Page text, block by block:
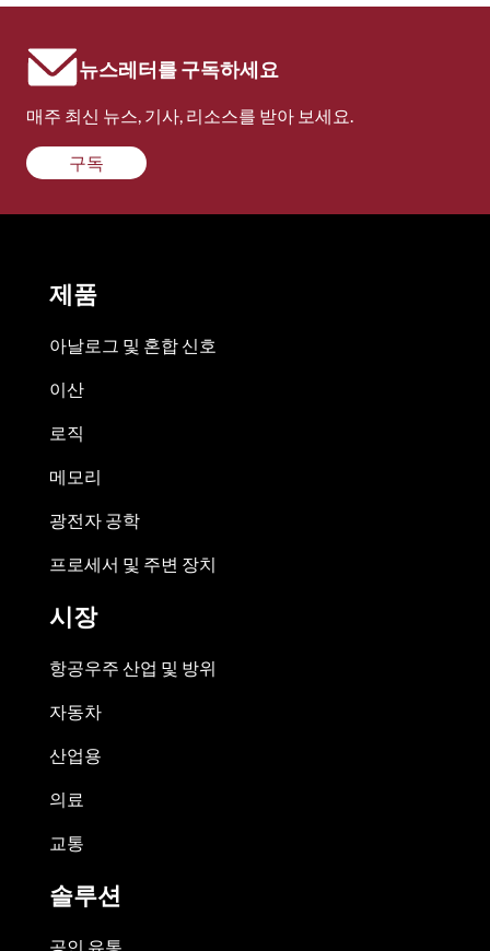
뉴스레터를 구독하세요
매주 최신 뉴스, 기사, 리소스를 받아 보세요.
구독
제품
아날로그 및 혼합 신호
이산
로직
메모리
광전자 공학
프로세서 및 주변 장치
시장
항공우주 산업 및 방위
자동차
산업용
의료
교통
솔루션
공인 유통